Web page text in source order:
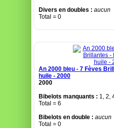
Divers en doubles : aucun
Total = 0
An 2000 bleu - 7 Fèves
huile - 2000
2000
Bibelots manquants : 1, 2,
Total = 6
Bibelots en double : aucun
Total = 0